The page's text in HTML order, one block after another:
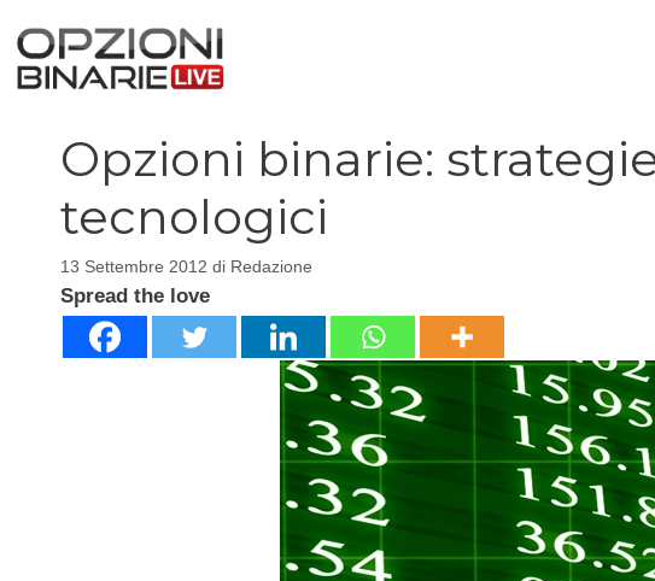
contenuto
Opzioni binarie:
tecnologici
13 Settembre 2012 di Redazione
Spread the love